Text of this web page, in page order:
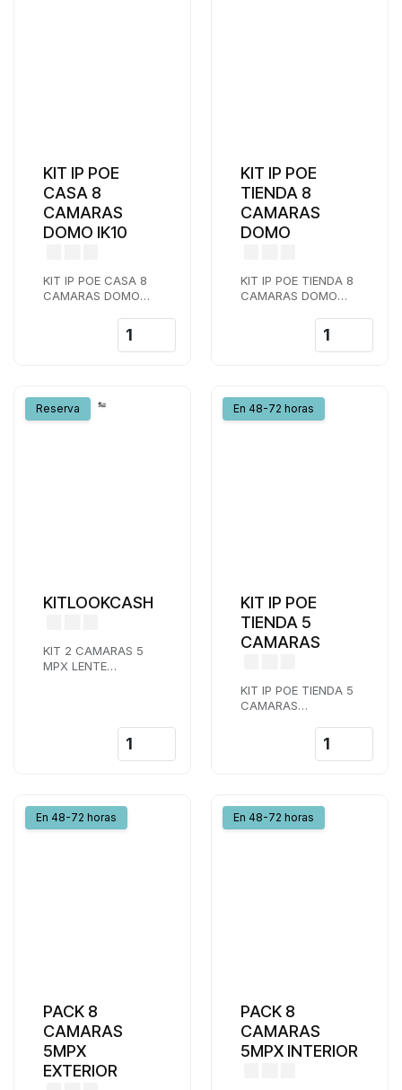
KIT IP POE
CASA 8
CAMARAS
DOMO IK10
KIT IP POE CASA 8
CAMARAS DOMO
ANTIVANDALICAS
KIT IP POE
TIENDA 8
CAMARAS
DOMO
KIT IP POE TIENDA 8
CAMARAS DOMO
Reserva
KITLOOKCASH
KIT 2 CAMARAS 5
MPX LENTE
En 48-72 horas
KIT IP POE
TIENDA 5
CAMARAS
KIT IP POE TIENDA 5
CAMARAS
En 48-72 horas
PACK 8
CAMARAS
5MPX
EXTERIOR
En 48-72 horas
PACK 8
CAMARAS
5MPX INTERIOR